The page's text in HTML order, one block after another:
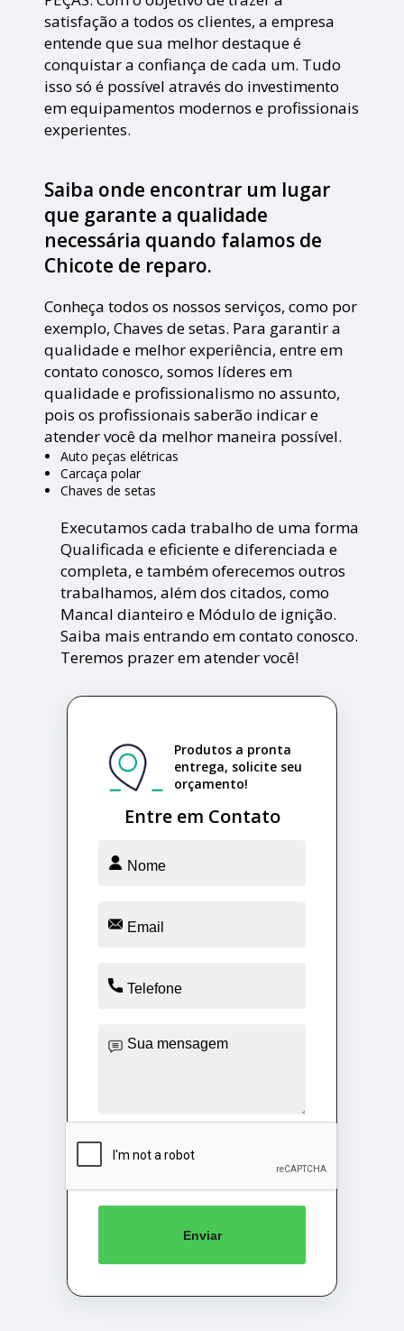
satisfação a todos os clientes, a empresa
entende que sua melhor destaque é
conquistar a confiança de cada um. Tudo
isso só é possível através do investimento
em equipamentos modernos e profissionais
experientes.
Saiba onde encontrar um lugar
que garante a qualidade
necessária quando falamos de
Chicote de reparo.
Conheça todos os nossos serviços, como por
exemplo, Chaves de setas. Para garantir a
qualidade e melhor experiência, entre em
contato conosco, somos líderes em
qualidade e profissionalismo no assunto,
pois os profissionais saberão indicar e
atender você da melhor maneira possível.
Auto peças elétricas
Carcaça polar
Chaves de setas
Executamos cada trabalho de uma forma
Qualificada e eficiente e diferenciada e
completa, e também oferecemos outros
trabalhamos, além dos citados, como
Mancal dianteiro e Módulo de ignição.
Saiba mais entrando em contato conosco.
Teremos prazer em atender você!
Entre em Contato
Produtos a pronta
entrega, solicite seu
orçamento!
Enviar